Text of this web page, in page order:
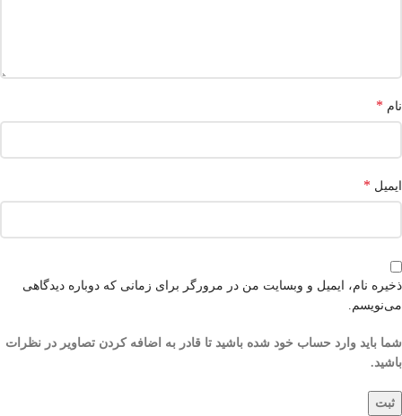
نام *
ایمیل *
ذخیره نام، ایمیل و وبسایت من در مرورگر برای زمانی که دوباره دیدگاهی
می‌نویسم.
شما باید وارد حساب خود شده باشید تا قادر به اضافه کردن تصاویر در نظرات
باشید.